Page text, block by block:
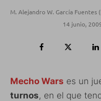
M. Alejandro W. García Fuentes
14 junio,
Mecho Wars es un
turnos, en el que